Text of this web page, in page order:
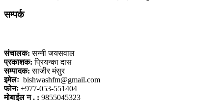
सम्पर्क
संचालक: सन्नी जयसवाल
प्रकाशक: प्रियन्का दास
सम्पादक: साजीर मंसुर
इमेलः bishwashfm@gmail.com
फोनः +977-053-551404
मोबाईल न . : 9855045323